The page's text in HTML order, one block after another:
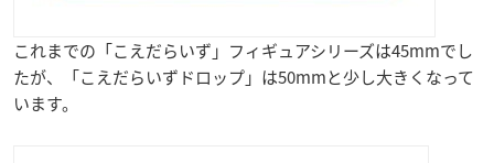
これまでの「こえだらいず」フィギュアシリーズは45mmでし
たが、「こえだらいずドロップ」は50mmと少し大きくなって
います。